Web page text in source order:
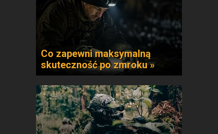
Co zapewni maksymalną
skuteczność po zmroku »